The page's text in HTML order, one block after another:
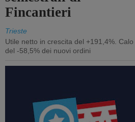
Fincantieri
Trieste
Utile netto in crescita del +191,4%. Calo
del -58,5% dei nuovi ordini